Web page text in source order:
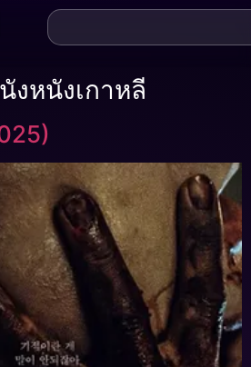
งหนังเกาหลี